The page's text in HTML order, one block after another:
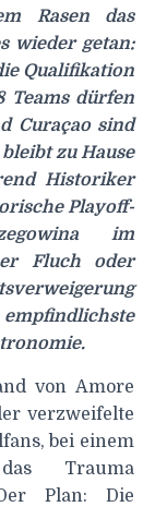
Rasen das
wieder getan:
Qualifikation
Teams dürfen
Curaçao sind
zu Hause
Historiker
Playoff-
im
Fluch oder
von Amore
verzweifelte
bei einem
Trauma
Plan: Die